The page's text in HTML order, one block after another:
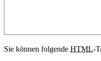
Sie können folgende HTML-